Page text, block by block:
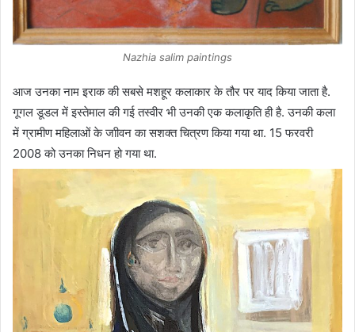
Nazhia salim paintings
आज उनका नाम इराक की सबसे मशहूर कलाकार के तौर पर याद किया जाता है.
गूगल डूडल में इस्तेमाल की गई तस्वीर भी उनकी एक कलाकृति ही है. उनकी कला
में ग्रामीण महिलाओं के जाीवन का सशक्त चित्रण किया गया था. 15 फरवरी
2008 को उनका निधन हो गया था.